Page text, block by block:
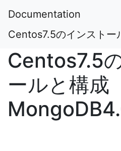
Documentation
Centos7.5のインスト
Centos7.5
ールと構成